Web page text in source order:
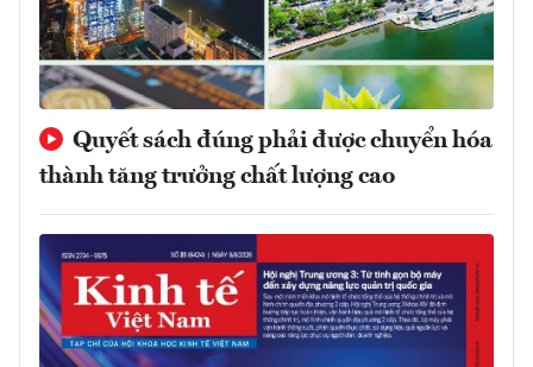
Quyết sách đúng phải được chuyển hóa
thành tăng trưởng chất lượng cao